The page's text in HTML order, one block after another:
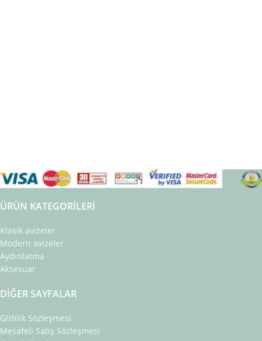
ÜRÜN KATEGORILERI
Klasik avizeler
Modern avizeler
Aydınlatma
Aksesuar
DIĞER SAYFALAR
Gizlilik Sözleşmesi
Mesafeli Satış Sözleşmesi